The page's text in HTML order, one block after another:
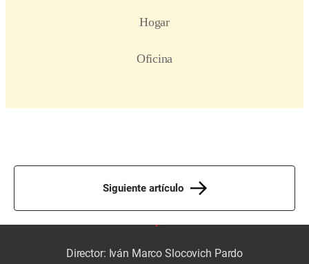
Siguiente artículo
Director: Iván Marco Slocovich Pardo